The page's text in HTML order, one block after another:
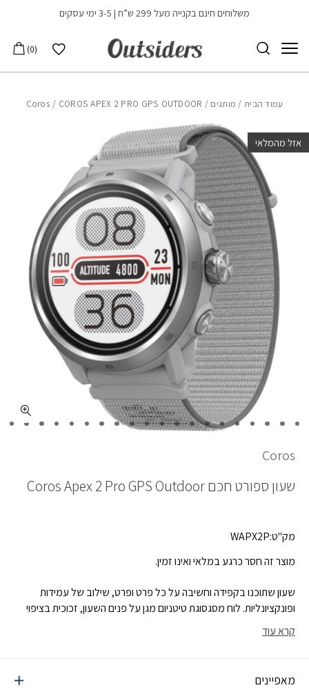
Skip to Contentמשלוחים חינם בקנייה מעל 299 ש”ח | 3-5 ימי עסקים
הרשימה שלי
0
עמוד הבית / מותגים /
Coros / COROS APEX 2 PRO GPS OUTDOOR
Coros
שעון ספורט חכםCoros Apex 2 Pro GPS Outdoor
מק"ט:WAPX2P
מוצר זה חסר כרגע במלאי ואינו זמין.
שעון שתוכנו בקפידה וחשיבה על כל פרט ופרט, שילוב של עמידות
ופונקציונליות. לוח מסגסוגת טיטניום מגן על פנים השעון, זכוכית בציפוי
סוללה ארוכים ו GPS מדויק במיוחד
קרא עוד
מאפיינים
אזל מהמלאי